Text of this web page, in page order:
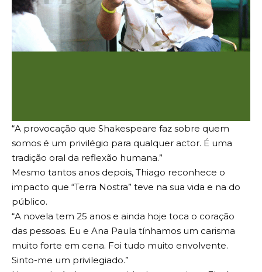
“A provocação que Shakespeare faz sobre quem
somos é um privilégio para qualquer actor. É uma
tradição oral da reflexão humana.”
Mesmo tantos anos depois, Thiago reconhece o
impacto que “Terra Nostra” teve na sua vida e na do
público.
“A novela tem 25 anos e ainda hoje toca o coração
das pessoas. Eu e Ana Paula tínhamos um carisma
muito forte em cena. Foi tudo muito envolvente.
Sinto-me um privilegiado.”